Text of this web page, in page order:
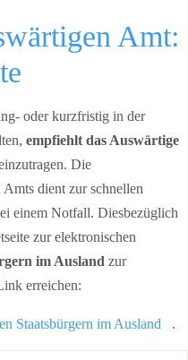
Amt:
oder kurzfristig in der
empfiehlt das Auswärtige
Die
dient zur schnellen
einem Notfall. Diesbezüglich
zur elektronischen
im Ausland zur
erreichen:
Staatsbürgern im Ausland .